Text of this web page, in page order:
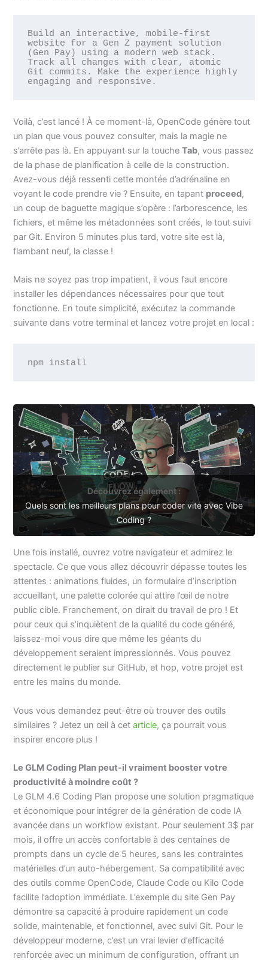
Build an interactive, mobile-first
website for a Gen Z payment solution
(Gen Pay) using a modern web stack.
Track all changes with clear, atomic
Git commits. Make the experience highly
engaging and responsive.
Voilà, c’est lancé ! À ce moment-là, OpenCode génère tout
un plan que vous pouvez consulter, mais la magie ne
s’arrête pas là. En appuyant sur la toucheTab, vous passez
de la phase de planification à celle de la construction.
Avez-vous déjà ressenti cette montée d’adrénaline en
voyant le code prendre vie ? Ensuite, en tapant proceed,
un coup de baguette magique s’opère : l’arborescence, les
fichiers, et même les métadonnées sont créés, le tout suivi
par Git. Environ 5 minutes plus tard, votre site est là,
flambant neuf, la classe !
Mais ne soyez pas trop impatient, il vous faut encore
installer les dépendances nécessaires pour que tout
fonctionne. En toute simplicité, exécutez la commande
suivante dans votre terminal et lancez votre projet en local :
npm install
Découvrez également :
Quels sont les meilleurs plans pour coder vite avec Vibe
Coding ?
Une fois installé, ouvrez votre navigateur et admirez le
spectacle. Ce que vous allez découvrir dépasse toutes les
attentes : animations fluides, un formulaire d’inscription
accueillant, une palette colorée qui attire l’œil de notre
public cible. Franchement, on dirait du travail de pro ! Et
pour ceux qui s’inquiètent de la qualité du code généré,
laissez-moi vous dire que même les géants du
développement seraient impressionnés. Vous pouvez
directement le publier sur GitHub, et hop, votre projet est
entre les mains du monde.
Vous vous demandez peut-être où trouver des outils
similaires ? Jetez un œil à cetarticle, ça pourrait vous
inspirer encore plus !
Le GLM Coding Plan peut-il vraiment booster votre
productivité à moindre coût ?
Le GLM 4.6 Coding Plan propose une solution pragmatique
et économique pour intégrer de la génération de code IA
avancée dans un workflow existant. Pour seulement 3$ par
mois, il offre un accès confortable à des centaines de
prompts dans un cycle de 5 heures, sans les contraintes
matérielles d’un auto-hébergement. Sa compatibilité avec
des outils comme OpenCode, Claude Code ou Kilo Code
facilite l’adoption immédiate. L’exemple du site Gen Pay
démontre sa capacité à produire rapidement un code
solide, maintenable, et fonctionnel, avec suivi Git. Pour le
développeur moderne, c’est un vrai levier d’efficacité
renforcée avec un minimum de configuration, offrant un